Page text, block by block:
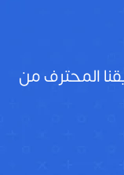
المحترف من